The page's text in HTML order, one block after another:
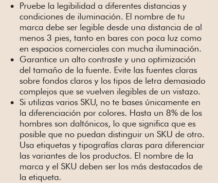
Pruebe la legibilidad a diferentes distancias y
condiciones de iluminación. El nombre de tu
marca debe ser legible desde una distancia de al
menos 3 pies, tanto en bares con poca luz como
en espacios comerciales con mucha iluminación.
Garantice un alto contraste y una optimización
del tamaño de la fuente. Evite las fuentes claras
sobre fondos claros y los tipos de letra demasiado
complejos que se vuelven ilegibles de un vistazo.
Si utilizas varios SKU, no te bases únicamente en
la diferenciación por colores. Hasta un 8% de los
hombres son daltónicos, lo que significa que es
posible que no puedan distinguir un SKU de otro.
Usa etiquetas y tipografías claras para diferenciar
las variantes de los productos. El nombre de la
marca y el SKU deben ser los más destacados de
la etiqueta.